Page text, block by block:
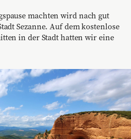
machten wird nach gut
Sezanne. Auf dem kostenlose
in der Stadt hatten wir eine